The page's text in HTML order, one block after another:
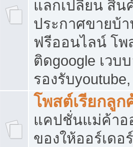
แลกเปลี่ยน สิน
ประกาศขายบ้
ฟรีออนไลน์ โพ
ติดgoogle เวบ
รองรับ
โพสต์เรียกลูก
แคปชั่นแม่ค้าอ
ของให้ออร์เดอ